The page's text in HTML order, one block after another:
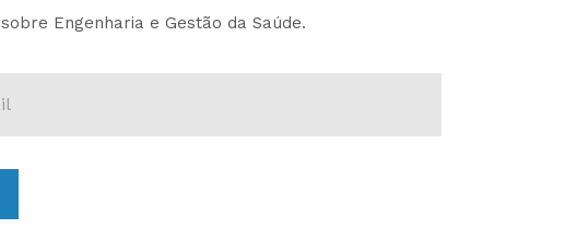
Engenharia e Gestão da Saúde.